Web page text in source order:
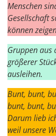
Menschen
Gesellschaft
können
Gruppen aus
größerer
ausleihen.
Bunt, bunt,
bunt, bunt,
Darum lieb
weil unsere